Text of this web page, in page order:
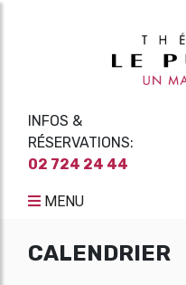
INFOS &
RÉSERVATIONS:
02 724 24 44
MENU
CALENDRIER